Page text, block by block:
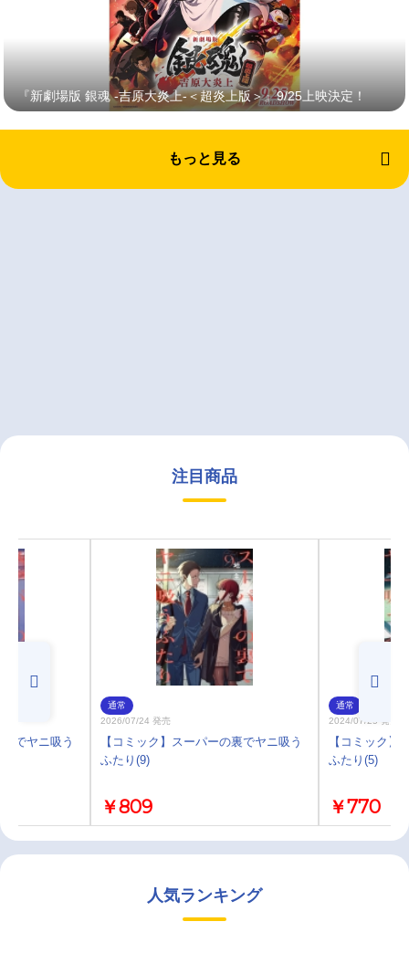
『新劇場版 銀魂 -吉原大炎上-＜超炎上版＞』9/25上映決定！
もっと見る
注目商品
でヤニ吸う
通常
2026/07/24 発売
【コミック】スーパーの裏でヤニ吸う
ふたり(9)
￥809
通常
2024/07/25 発売
【コミック】
ふたり(5)
￥770
人気ランキング